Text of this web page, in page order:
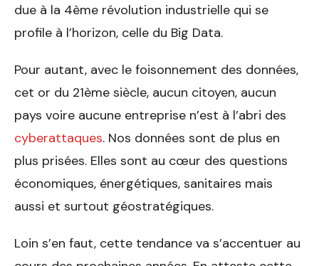
due à la 4ème révolution industrielle qui se
profile à l’horizon, celle du Big Data.
Pour autant, avec le foisonnement des données,
cet or du 21ème siècle, aucun citoyen, aucun
pays voire aucune entreprise n’est à l’abri des
cyberattaques. Nos données sont de plus en
plus prisées. Elles sont au cœur des questions
économiques, énergétiques, sanitaires mais
aussi et surtout géostratégiques.
Loin s’en faut, cette tendance va s’accentuer au